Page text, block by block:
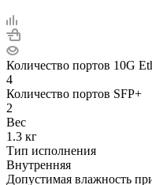
Количество портов 10G
4
Количество портов SFP+
2
Вес
1.3 кг
Тип исполнения
Внутренняя
Допустимая влажность